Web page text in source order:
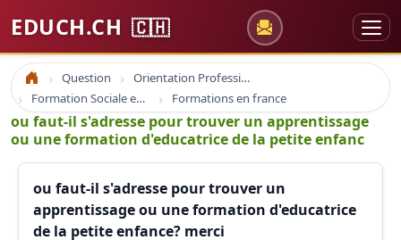
EDUCH.CH 🇨🇭
Accueil Question
Orientation Professionnelle
Formation Sociale en France
Formations en france
ou faut-il s'adresse pour trouver un apprentissage
ou une formation d'educatrice de la petite enfanc
ou faut-il s'adresse pour trouver un
apprentissage ou une formation d'educatrice
de la petite enfance? merci